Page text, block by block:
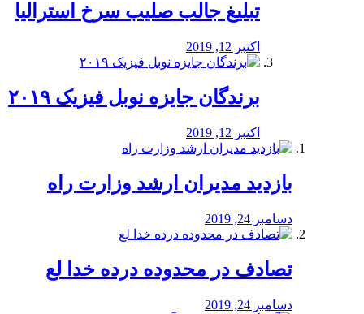
تبلیغ جالب صلیب سرخ استرالیا
اکتبر 12, 2019
برندگان جایزه نوبل فیزیک ۲۰۱۹
اکتبر 12, 2019
بازدید مدیران ارشد وزارت راه
دسامبر 24, 2019
تصادف در محدوده درده خدا لع
دسامبر 24, 2019